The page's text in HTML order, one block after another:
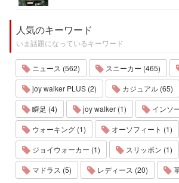
人気のキーワード
いま話題になっているキーワード
ニュース (562) スニーカー (465)
joy walker PLUS (2)
カジュアル (65)
瞬足 (4)
joy walker (1)
インソ
ウォーキング (1)
オーソフィート (1)
ジョイウォーカー (1)
スリッポン (1)
マドラス (5)
レディース (20)